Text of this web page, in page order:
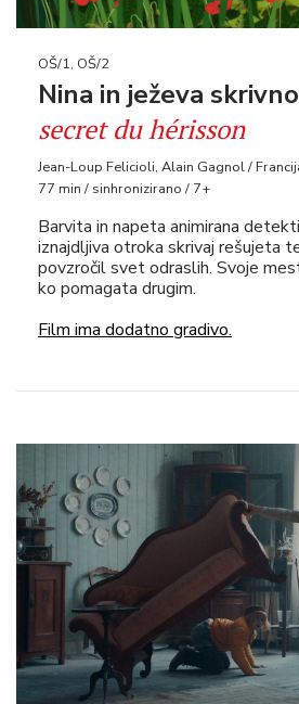
OŠ/1, OŠ/2
Nina in ježeva
secret du hérisson
Jean-Loup Felicioli, Alain Gagnol /
77 min / sinhronizirano / 7+
Barvita in napeta animirana
iznajdljiva otroka skrivaj rešujeta
povzročil svet odraslih. Svoje
ko pomagata drugim.
Film ima dodatno gradivo.